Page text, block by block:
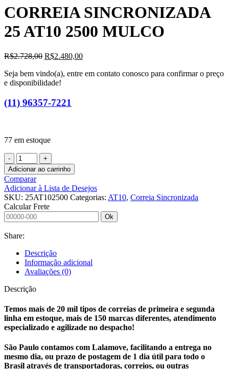
é:
R$2.473,60.
CORREIA SINCRONIZADA
25 AT10 2500 MULCO
R$2.728,00 O
original
era:
R$2.480,00O
atual
Seja bem vindo(a), entre em contato conosco para confirmar o preço
e disponibilidade!
(11) 96357-7221
77 em estoque
CORREIA
SINCRONIZADA
25
AT10
2500
MULCO
quantidade
Adicionar ao carrinho
Comparar
Adicionar à Lista de Desejos
SKU: 25AT102500 Categorias: AT10, Correia Sincronizada
Calcular Frete
Ok
Share:
Descrição
Informação adicional
Avaliações (0)
Descrição
Temos mais de 20 mil tipos de correias de primeira e segunda
linha em estoque, mais de 150 marcas diferentes, atendimento
especializado e agilizade no despacho!
São Paulo contamos com Lalamove, facilitando a entrega no
mesmo dia, ou prazo de postagem de 1 dia útil para todo o
Brasil através de transportadoras, correios, ou outras